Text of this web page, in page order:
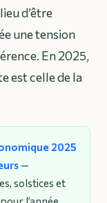
d’être
une tension
En 2025,
est celle de la
2025
—
solstices et